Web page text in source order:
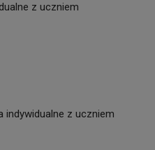
z uczniem
indywidualne z uczniem